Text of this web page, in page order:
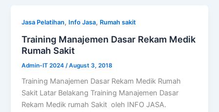
Jasa Pelatihan, Info Jasa, Rumah sakit
Training Manajemen Dasar Rekam Medik
Rumah Sakit
Admin-IT 2024 /August 3, 2018
Training Manajemen Dasar Rekam Medik Rumah
Sakit Latar Belakang Training Manajemen Dasar
Rekam Medik rumah Sakit oleh INFO JASA.